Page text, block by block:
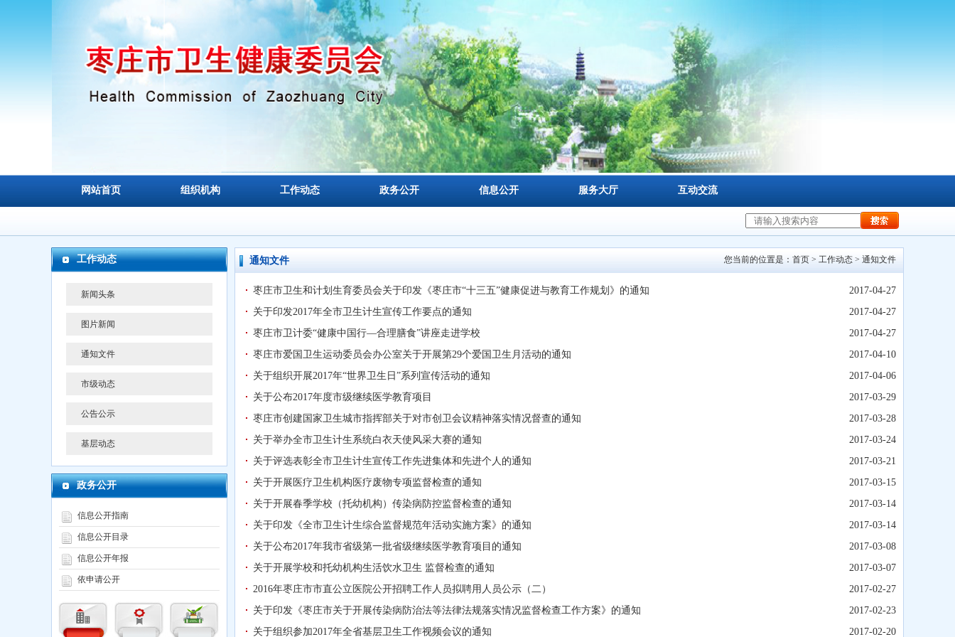
网站首页 组织机构 工作动态 政务公开 信息公开 服务大厅 互动交流
工作动态
新闻头条
图片新闻
通知文件
市级动态
公告公示
基层动态
政务公开
信息公开指南
信息公开目录
信息公开年报
依申请公开
通知文件 您当前的位置是： 首页 > 工作动态 > 通知文件
枣庄市卫生和计划生育委员会关于印发《枣庄市“十三五”健康促进与教育工作规划》的通知
2017-04-27
关于印发2017年全市卫生计生宣传工作要点的通知
2017-04-27
枣庄市卫计委“健康中国行—合理膳食”讲座走进学校
2017-04-27
枣庄市爱国卫生运动委员会办公室关于开展第29个爱国卫生月活动的通知
2017-04-10
关于组织开展2017年“世界卫生日”系列宣传活动的通知
2017-04-06
关于公布2017年度市级继续医学教育项目
2017-03-29
枣庄市创建国家卫生城市指挥部关于对市创卫会议精神落实情况督查的通知
2017-03-28
关于举办全市卫生计生系统白衣天使风采大赛的通知
2017-03-24
关于评选表彰全市卫生计生宣传工作先进集体和先进个人的通知
2017-03-21
关于开展医疗卫生机构医疗废物专项监督检查的通知
2017-03-15
关于开展春季学校（托幼机构）传染病防控监督检查的通知
2017-03-14
关于印发《全市卫生计生综合监督规范年活动实施方案》的通知
2017-03-14
关于公布2017年我市省级第一批省级继续医学教育项目的通知
2017-03-08
关于开展学校和托幼机构生活饮水卫生 监督检查的通知
2017-03-07
2016年枣庄市市直公立医院公开招聘工作人员拟聘用人员公示（二）
2017-02-27
关于印发《枣庄市关于开展传染病防治法等法律法规落实情况监督检查工作方案》的通知
2017-02-23
关于组织参加2017年全省基层卫生工作视频会议的通知
2017-02-20